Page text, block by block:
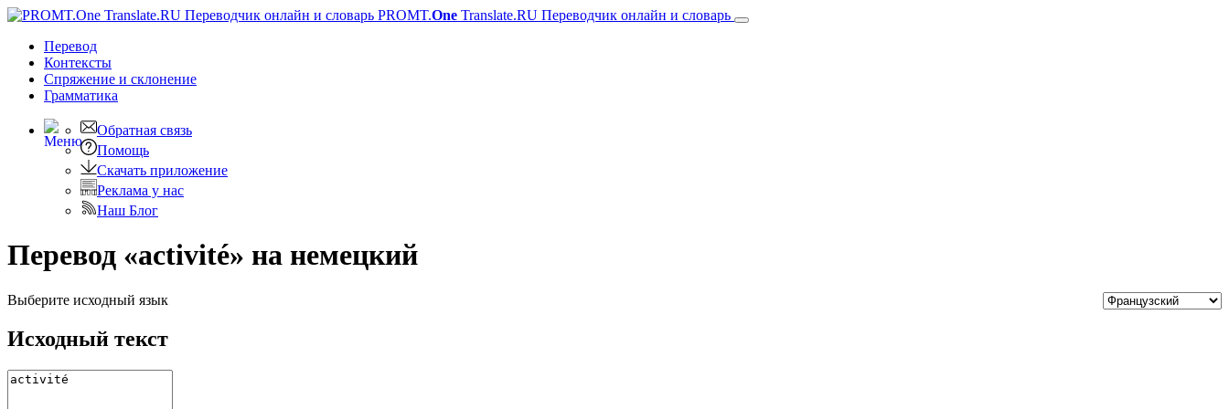
PROMT.One Translate.RU Переводчик онлайн и словарь
Перевод
Контексты
Спряжение и склонение
Грамматика
Обратная связь
Помощь
Скачать приложение
Реклама у нас
Наш Блог
Перевод «activité» на немецкий
Выберите исходный язык
Исходный текст